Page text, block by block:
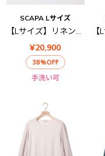
SCAPA Lサイズ
【Lサイズ】リネンニット
¥20,900
38%OFF
手洗い可